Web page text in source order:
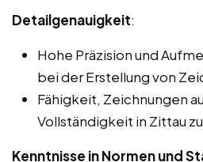
Detailgenauigkeit:
Hohe Präzision und
bei der Erstellung von
Fähigkeit, Zeichnungen
Vollständigkeit in Zittau
Kenntnisse in Normen und